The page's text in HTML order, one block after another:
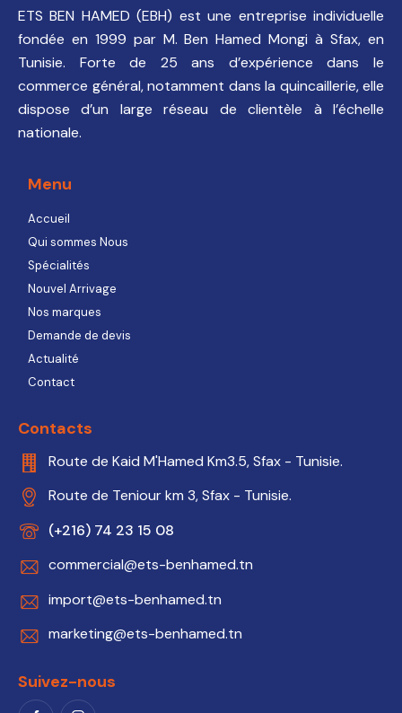
ETS BEN HAMED (EBH) est une entreprise individuelle
fondée en 1999 par M. Ben Hamed Mongi à Sfax, en
Tunisie. Forte de 25 ans d’expérience dans le
commerce général, notamment dans la quincaillerie, elle
dispose d’un large réseau de clientèle à l’échelle
nationale.
Menu
Accueil
Qui sommes Nous
Spécialités
Nouvel Arrivage
Nos marques
Demande de devis
Actualité
Contact
Contacts
Route de Kaid M'Hamed Km3.5, Sfax - Tunisie.
Route de Teniour km 3, Sfax - Tunisie.
(+216) 74 23 15 08
commercial@ets-benhamed.tn
import@ets-benhamed.tn
marketing@ets-benhamed.tn
Suivez-nous